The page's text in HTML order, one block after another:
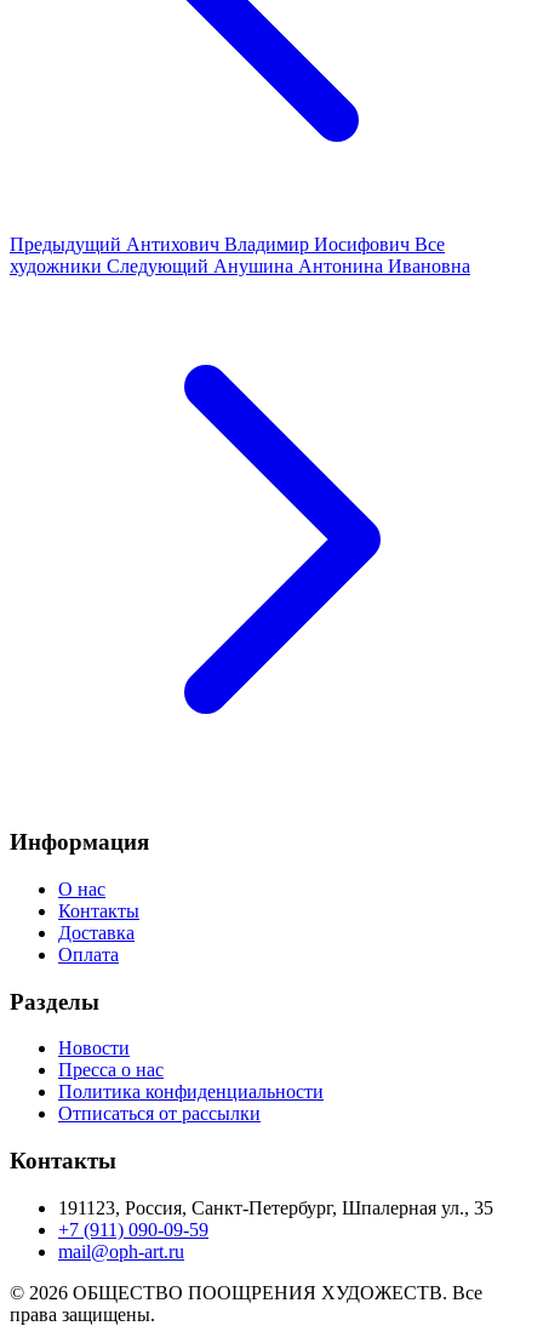
Предыдущий Антихович Владимир Иосифович Все
художники Следующий Анушина Антонина Ивановна
Информация
О нас
Контакты
Доставка
Оплата
Разделы
Новости
Пресса о нас
Политика конфиденциальности
Отписаться от рассылки
Контакты
191123, Россия, Санкт-Петербург, Шпалерная ул., 35
+7 (911) 090-09-59
mail@oph-art.ru
© 2026 ОБЩЕСТВО ПООЩРЕНИЯ ХУДОЖЕСТВ. Все
права защищены.